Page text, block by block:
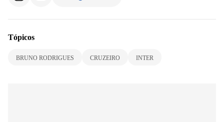
Tópicos
BRUNO RODRIGUES CRUZEIRO INTER